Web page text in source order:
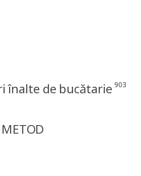
înalte de bucătarie 903